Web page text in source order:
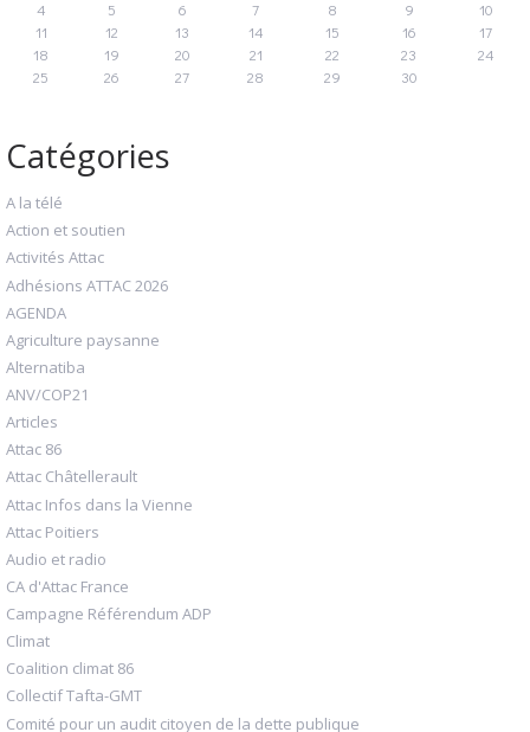
4 5 6 7 8 9
10
11
12 13 14 15 16
17
18
19 20 21 22 23
24
25
26 27 28 29 30
Catégories
A la télé
Action et soutien
Activités Attac
Adhésions ATTAC 2026
AGENDA
Agriculture paysanne
Alternatiba
ANV/COP21
Articles
Attac 86
Attac Châtellerault
Attac Infos dans la Vienne
Attac Poitiers
Audio et radio
CA d'Attac France
Campagne Référendum ADP
Climat
Coalition climat 86
Collectif Tafta-GMT
Comité pour un audit citoyen de la dette publique